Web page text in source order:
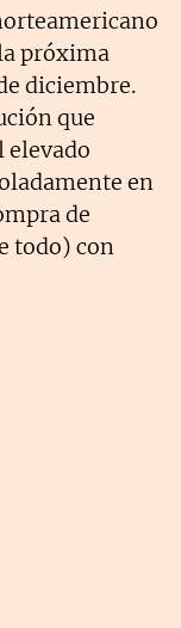
próxima
diciembre.
que
elevado
en
de
todo) con